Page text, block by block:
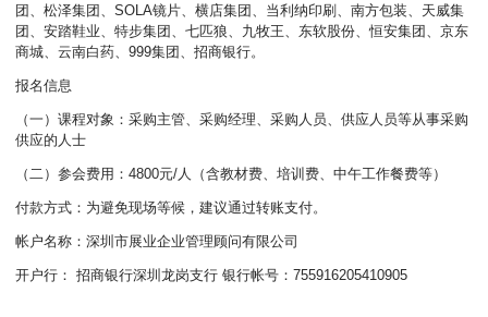
团、松泽集团、SOLA镜片、横店集团、当利纳印刷、南方包装、天威集
团、安踏鞋业、特步集团、七匹狼、九牧王、东软股份、恒安集团、京东
商城、云南白药、999集团、招商银行。
报名信息
（一）课程对象：采购主管、采购经理、采购人员、供应人员等从事采购
供应的人士
（二）参会费用：4800元/人（含教材费、培训费、中午工作餐费等）
付款方式：为避免现场等候，建议通过转账支付。
帐户名称：深圳市展业企业管理顾问有限公司
开户行： 招商银行深圳龙岗支行 银行帐号：755916205410905